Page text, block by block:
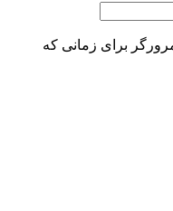
برای زمانی که